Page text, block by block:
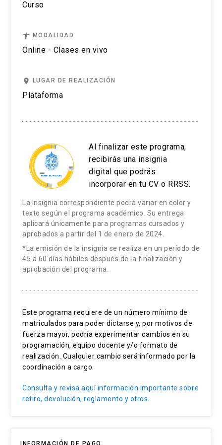
Curso
accessibility MODALIDAD
Online - Clases en vivo
place LUGAR DE REALIZACIÓN
Plataforma
Al finalizar este programa,
recibirás una insignia
digital que podrás
incorporar en tu CV o RRSS.
La insignia correspondiente podrá variar en color y
texto según el programa académico. Su entrega
aplicará únicamente para programas cursados y
aprobados a partir del 1 de enero de 2024.
*La emisión de la insignia se realiza en un período de
45 a 60 días hábiles después de la finalización y
aprobación del programa.
Este programa requiere de un número mínimo de
matriculados para poder dictarse y, por motivos de
fuerza mayor, podría experimentar cambios en su
programación, equipo docente y/o formato de
realización. Cualquier cambio será informado por la
coordinación a cargo.
Consulta y revisa aquí información importante sobre
retiro, devolución, reglamento y otros.
INFORMACIÓN DE PAGO